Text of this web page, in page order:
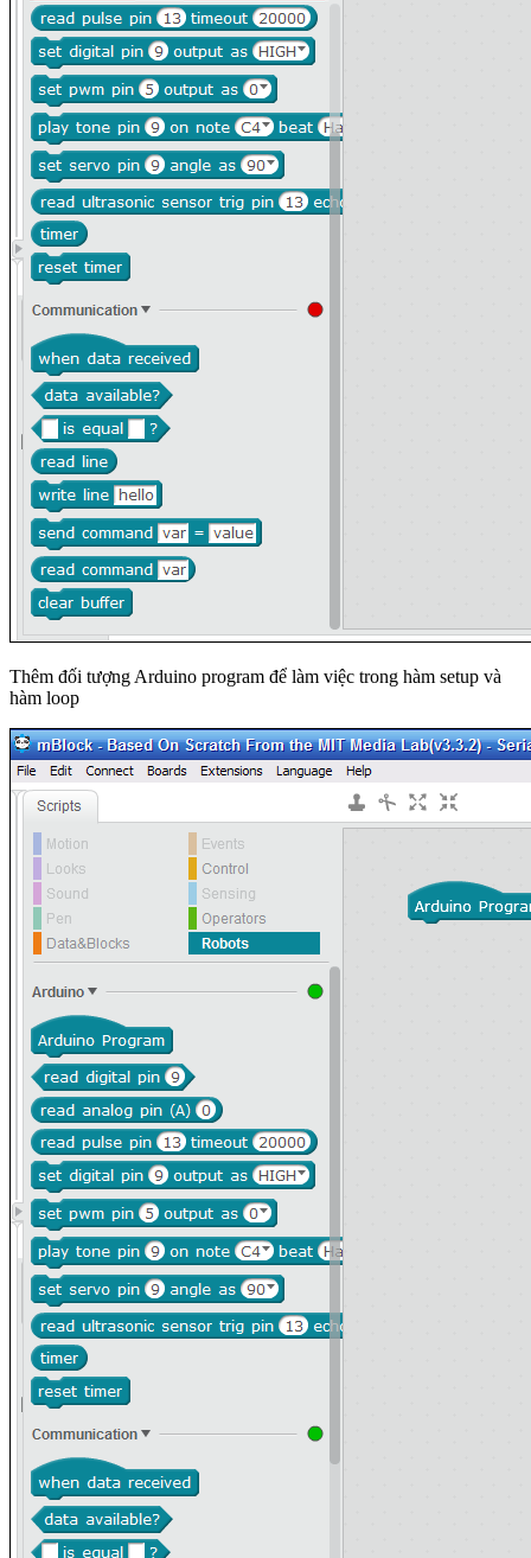
Thêm đối tượng Arduino program để làm việc trong hàm setup và
hàm loop